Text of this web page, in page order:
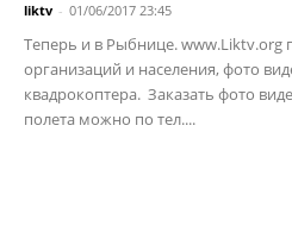
liktv - 01/06/2017 23:45
Теперь и в Рыбнице. www.Liktv.org
организаций и населения, фото
квадрокоптера. Заказать фото
полета можно по тел....